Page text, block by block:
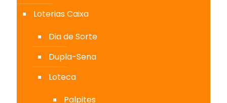
Loterias Caixa
Dia de Sorte
Dupla-Sena
Loteca
Palpites